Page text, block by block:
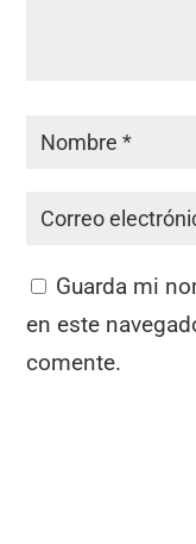
Guarda mi
en este
comente.